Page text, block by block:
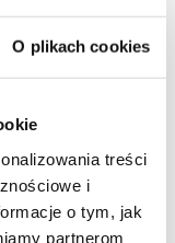
O plikach cookies
treści
i
o tym, jak
partnerom
zamienne wojskowe
3 lat. Zawiera